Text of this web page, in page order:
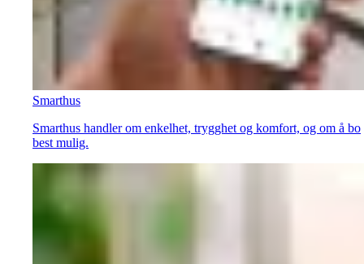
Smarthus
Smarthus handler om enkelhet, trygghet og komfort, og om å bo
best mulig.